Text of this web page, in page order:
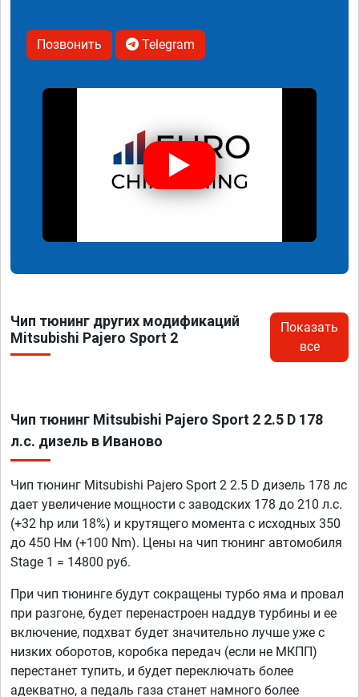
Позвонить Telegram
Чип тюнинг других модификаций
Mitsubishi Pajero Sport 2
Показать
все
Чип тюнинг Mitsubishi Pajero Sport 2 2.5 D 178
л.с. дизель в Иваново
Чип тюнинг Mitsubishi Pajero Sport 2 2.5 D дизель 178 лс
дает увеличение мощности с заводских 178 до 210 л.с.
(+32 hp или 18%) и крутящего момента с исходных 350
до 450 Нм (+100 Nm). Цены на чип тюнинг автомобиля
Stage 1 = 14800 руб.
При чип тюнинге будут сокращены турбо яма и провал
при разгоне, будет перенастроен наддув турбины и ее
включение, подхват будет значительно лучше уже с
низких оборотов, коробка передач (если не МКПП)
перестанет тупить, и будет переключать более
адекватно, а педаль газа станет намного более